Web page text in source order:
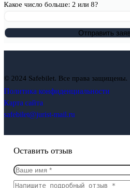
Какое число больше: 2 или 8?
© 2024 Safebilet. Все права защищены.
Политика конфиденциальности
Карта сайта
safebilet@jurist-mail.ru
Оставить отзыв